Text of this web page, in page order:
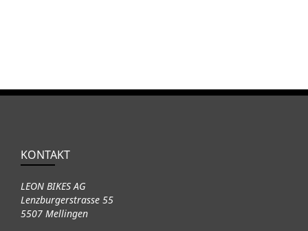
KONTAKT
LEON BIKES AG
Lenzburgerstrasse 55
5507 Mellingen